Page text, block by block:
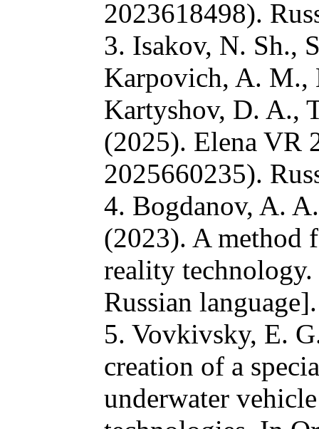
2023618498).
3. Isakov, N. Sh.,
Karpovich, A. M.,
Kartyshov, D. A.,
(2025). Elena VR
2025660235).
4. Bogdanov, A.
(2023). A method
reality
Russian language].
5. Vovkivsky, E.
creation of a
underwater